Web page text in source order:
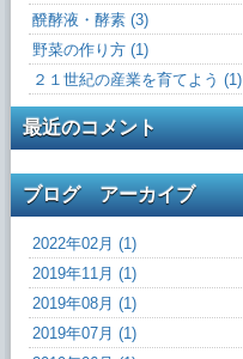
醗酵液・酵素 (3)
野菜の作り方 (1)
２１世紀の産業を育てよう (1)
最近のコメント
ブログ アーカイブ
2022年02月 (1)
2019年11月 (1)
2019年08月 (1)
2019年07月 (1)